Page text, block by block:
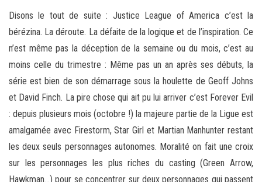
Disons le tout de suite : Justice League of America c’est la
bérézina. La déroute. La défaite de la logique et de l’inspiration. Ce
n’est même pas la déception de la semaine ou du mois, c’est au
moins celle du trimestre : Même pas un an après ses débuts, la
série est bien de son démarrage sous la houlette de Geoff Johns
et David Finch. La pire chose qui ait pu lui arriver c’est Forever Evil
: depuis plusieurs mois (octobre !) la majeure partie de la Ligue est
amalgamée avec Firestorm, Star Girl et Martian Manhunter restant
les deux seuls personnages autonomes. Moralité on fait une croix
sur les personnages les plus riches du casting (Green Arrow,
Hawkman…) pour se concentrer sur deux personnages qui passent